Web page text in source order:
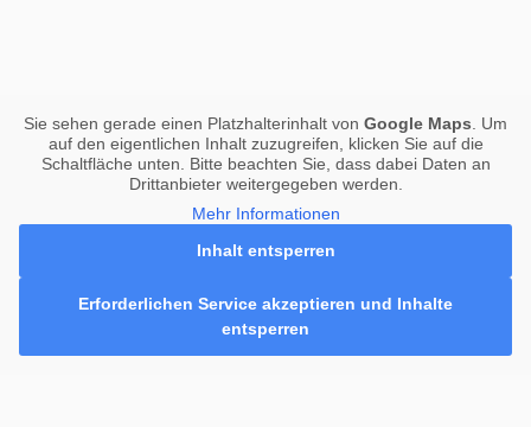
Sie sehen gerade einen Platzhalterinhalt von Google Maps . Um
auf den eigentlichen Inhalt zuzugreifen, klicken Sie auf die
Schaltfläche unten. Bitte beachten Sie, dass dabei Daten an
Drittanbieter weitergegeben werden.
Mehr Informationen
Inhalt entsperren
Erforderlichen Service akzeptieren und Inhalte
entsperren